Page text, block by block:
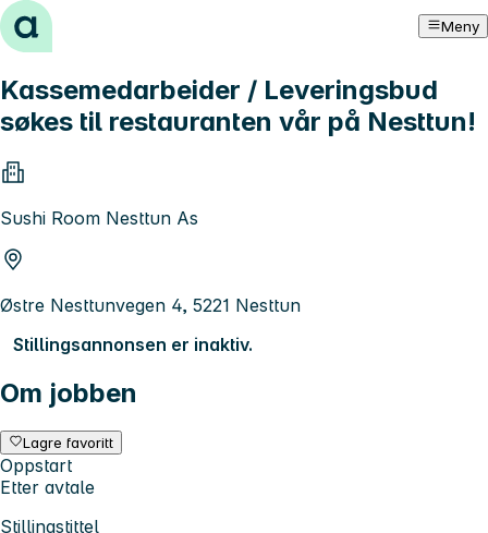
Hopp til innhold Meny
Kassemedarbeider / Leveringsbud
søkes til restauranten vår på Nesttun!
Sushi Room Nesttun As
Østre Nesttunvegen 4, 5221 Nesttun
Stillingsannonsen er inaktiv.
Om jobben
Lagre favoritt
Oppstart
Etter avtale
Stillingstittel